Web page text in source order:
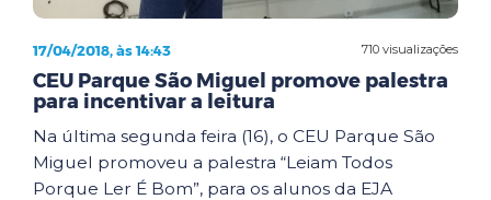
710 visualizações
17/04/2018, às 14:43
CEU Parque São Miguel promove palestra
para incentivar a leitura
Na última segunda feira (16), o CEU Parque São
Miguel promoveu a palestra “Leiam Todos
Porque Ler É Bom”, para os alunos da EJA